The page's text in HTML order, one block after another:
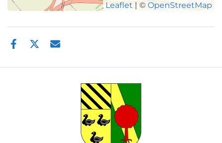
Leaflet | ©OpenStreetMap